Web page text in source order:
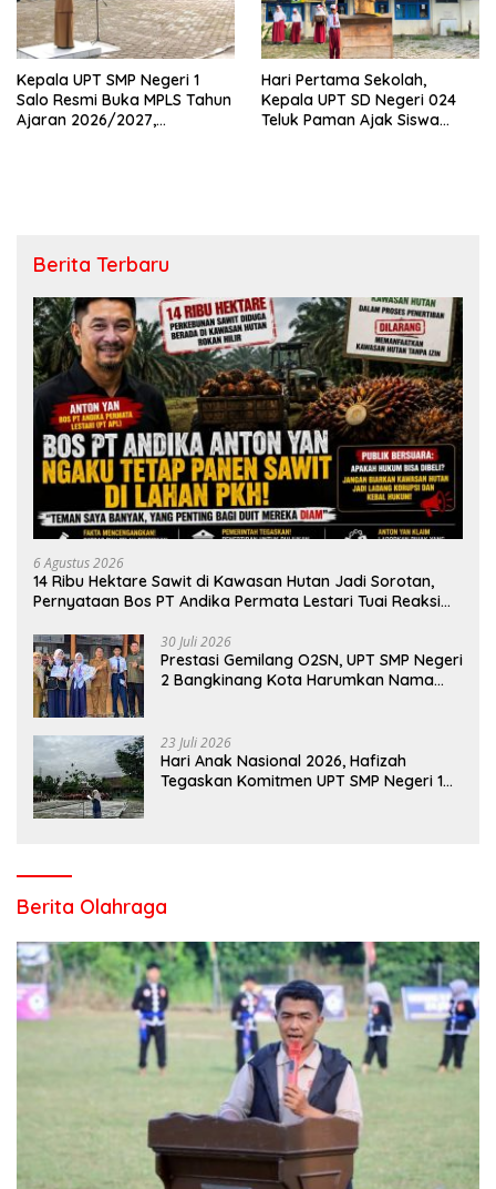
Kepala UPT SMP Negeri 1
Salo Resmi Buka MPLS Tahun
Ajaran 2026/2027,
Hari Pertama Sekolah,
Kepala UPT SD Negeri 024
Teluk Paman Ajak Siswa
Berita Terbaru
6 Agustus 2026
14 Ribu Hektare Sawit di Kawasan Hutan Jadi Sorotan,
Pernyataan Bos PT Andika Permata Lestari Tuai Reaksi
30 Juli 2026
Prestasi Gemilang O2SN, UPT SMP Negeri
2 Bangkinang Kota Harumkan Nama
23 Juli 2026
Hari Anak Nasional 2026, Hafizah
Tegaskan Komitmen UPT SMP Negeri 1
Berita Olahraga